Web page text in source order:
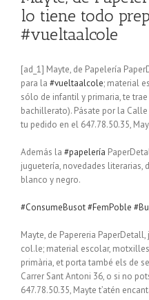
lo tiene todo
#vueltaalcole
[ad_1] Mayte, de Papelería
para la #vueltaalcole; material
sólo de infantil y primaria, te
bachillerato). Pásate por la
tu pedido en el 647.78.50.35,
Además la #papelería
juguetería, novedades literarias,
blanco y negro.
#ConsumeBusot#FemPoble
Mayte, de Papereria
col.le; material escolar,
primària, et porta també els de
Carrer Sant Antoni 36, o si no
647.78.50.35, Mayte t’atén